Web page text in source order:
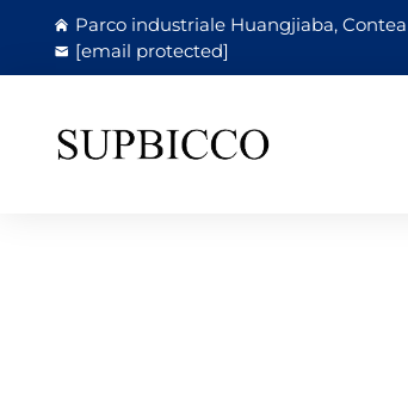
Parco industriale Huangjiaba,
[email protected]